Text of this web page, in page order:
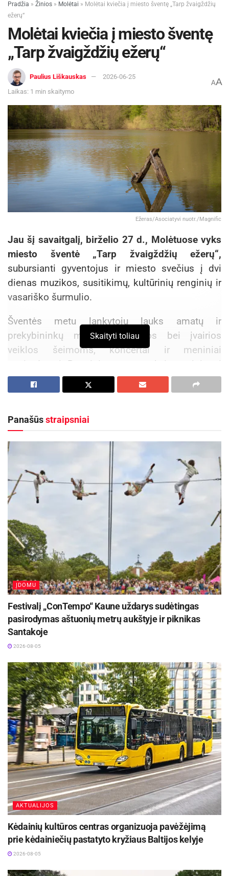
Pradžia » Žinios » Molėtai » Molėtai kviečia į miesto šventę „Tarp žvaigždžių
ežerų“
Molėtai kviečia į miesto šventę
„Tarp žvaigždžių ežerų“
Paulius Liškauskas
2026-06-25
Laikas: 1 min skaitymo
AA
Ežeras/Asociatyvi nuotr./Magnific
Jau šį savaitgalį, birželio 27 d., Molėtuose vyks
miesto šventė „Tarp žvaigždžių ežerų“,
subursianti gyventojus ir miesto svečius į dvi
dienas muzikos, susitikimų, kultūrinių renginių ir
vasariško šurmulio.
Šventės metu lankytojų lauks amatų ir
prekybininkų mugė, edukacijos bei įvairios
veiklos šeimoms, koncertai ir meniniai
pasirodymai. Renginių programa kvies turiningai
praleisti laiką, mėgautis bendryste ir kartu kurti
šventinę miesto atmosferą.
Aktualios naujienos
Prasidėjo Respublikinis tapytojų pleneras
„Kėdainiai abipus Nevėžio“!
Rugsėjo 11–13 dienomis Panevėžys švęs 523-
iąjį gimtadienį
Skaityti toliau
Šaltinis: Molėtų rajono savivaldybė
Žymos: Savivalda
Panašūsstraipsniai
ĮDOMU
Festivalį „ConTempo“ Kaune uždarys sudėtingas
pasirodymas aštuonių metrų aukštyje ir piknikas
Santakoje
2026-08-05
AKTUALIJOS
Kėdainių kultūros centras organizuoja pavėžėjimą
prie kėdainiečių pastatyto kryžiaus Baltijos kelyje
2026-08-05